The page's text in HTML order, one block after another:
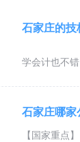
石家庄的技
学会计也不错
石家庄哪
【国家重点